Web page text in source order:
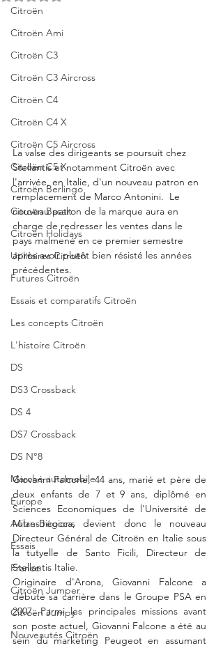
Citroën
Citroën Ami
Citroën C3
Citroën C3 Aircross
Citroën C4
Citroën C4 X
Citroën C5 Aircross
Citroën C5 X
Citroën Berlingo
Citroën Basalt
Citroën Holidays
Utilitaires Citroën
Futures Citroën
Essais et comparatifs Citroën
Les concepts Citroën
L'histoire Citroën
DS
DS3 Crossback
DS 4
DS7 Crossback
DS N°8
Marché automobile
Europe
Autres régions
Essais
France
Citroën Jumper
Citroën Jumpy
Nouveautés Citroën
La valse des dirigeants se poursuit chez
Stellantis et notamment Citroën avec
l'arrivée, en Italie, d'un nouveau patron en
remplacement de Marco Antonini.  Le
nouveau patron de la marque aura en
charge de redresser les ventes dans le
pays malmené en ce premier semestre
après avoir plutôt bien résisté les années
précédentes.
Giovanni Falcone, 44 ans, marié et père de
deux enfants de 7 et 9 ans, diplômé en
Sciences Economiques de l'Université de
Milan-Bicocca, devient donc le nouveau
Directeur Général de Citroën en Italie sous
la tutyelle de Santo Ficili, Directeur de
Stellantis Italie.
Originaire d'Arona, Giovanni Falcone a
débuté sa carrière dans le Groupe PSA en
2007. Parmi les principales missions avant
son poste actuel, Giovanni Falcone a été au
sein du marketing Peugeot en assumant